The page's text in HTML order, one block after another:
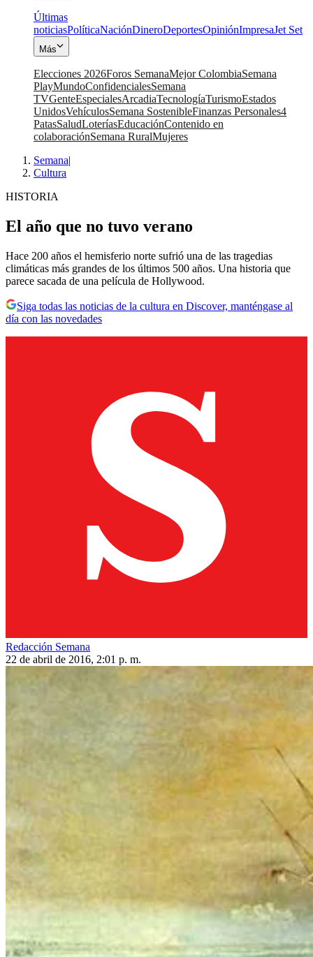
Últimas
noticiasPolíticaNaciónDineroDeportesOpiniónImpresaJet Set
Más
Elecciones 2026Foros SemanaMejor ColombiaSemana
PlayMundoConfidencialesSemana
TVGenteEspecialesArcadiaTecnologíaTurismoEstados
UnidosVehículosSemana SostenibleFinanzas Personales4
PatasSaludLoteríasEducaciónContenido en
colaboraciónSemana RuralMujeres
Semana|
Cultura
HISTORIA
El año que no tuvo verano
Hace 200 años el hemisferio norte sufrió una de las tragedias
climáticas más grandes de los últimos 500 años. Una historia que
parece sacada de una película de Hollywood.
Siga todas las noticias de la cultura en Discover, manténgase al
día con las novedades
Redacción Semana
22 de abril de 2016, 2:01 p. m.